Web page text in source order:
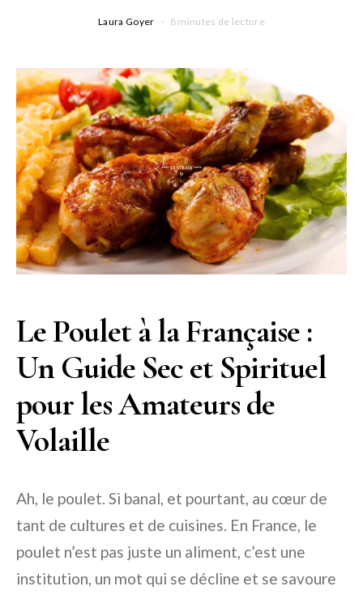
Laura Goyer 8 minutes de lecture
Le Poulet à la Française :
Un Guide Sec et Spirituel
pour les Amateurs de
Volaille
Ah, le poulet. Si banal, et pourtant, au cœur de
tant de cultures et de cuisines. En France, le
poulet n’est pas juste un aliment, c’est une
institution, un mot qui se décline et se savoure